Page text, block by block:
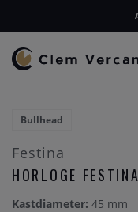
Bullhead
Festina
HORLOGE
Kastdiameter: 45 mm